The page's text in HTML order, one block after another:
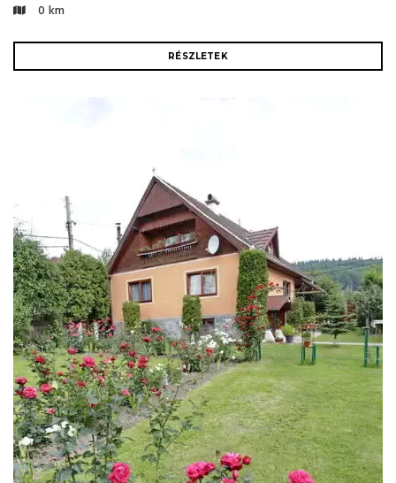
0 km
RÉSZLETEK